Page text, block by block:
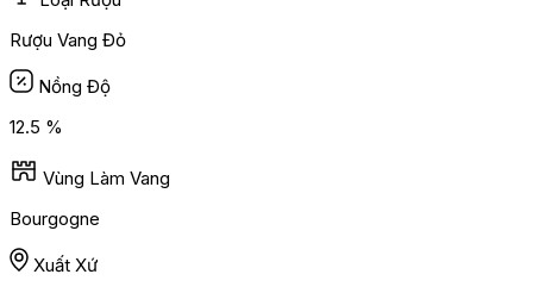
Rượu Vang Đỏ
Nồng Độ
12.5 %
Vùng Làm Vang
Bourgogne
Xuất Xứ